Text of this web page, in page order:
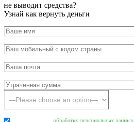
не выводит средства?
Узнай как вернуть деньги
обработку персональных данных